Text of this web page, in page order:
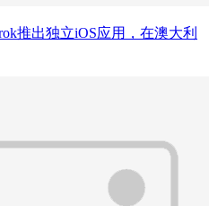
推出独立iOS应用，在澳大利